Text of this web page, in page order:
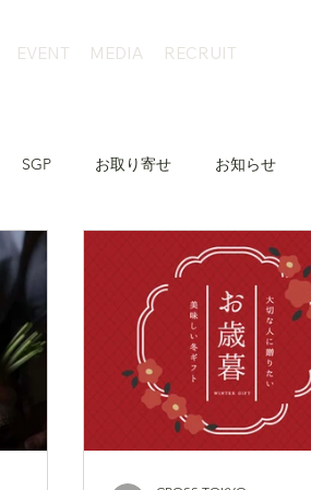
EVENT MEDIA RECRUIT
SGP お取り寄せ お知らせ